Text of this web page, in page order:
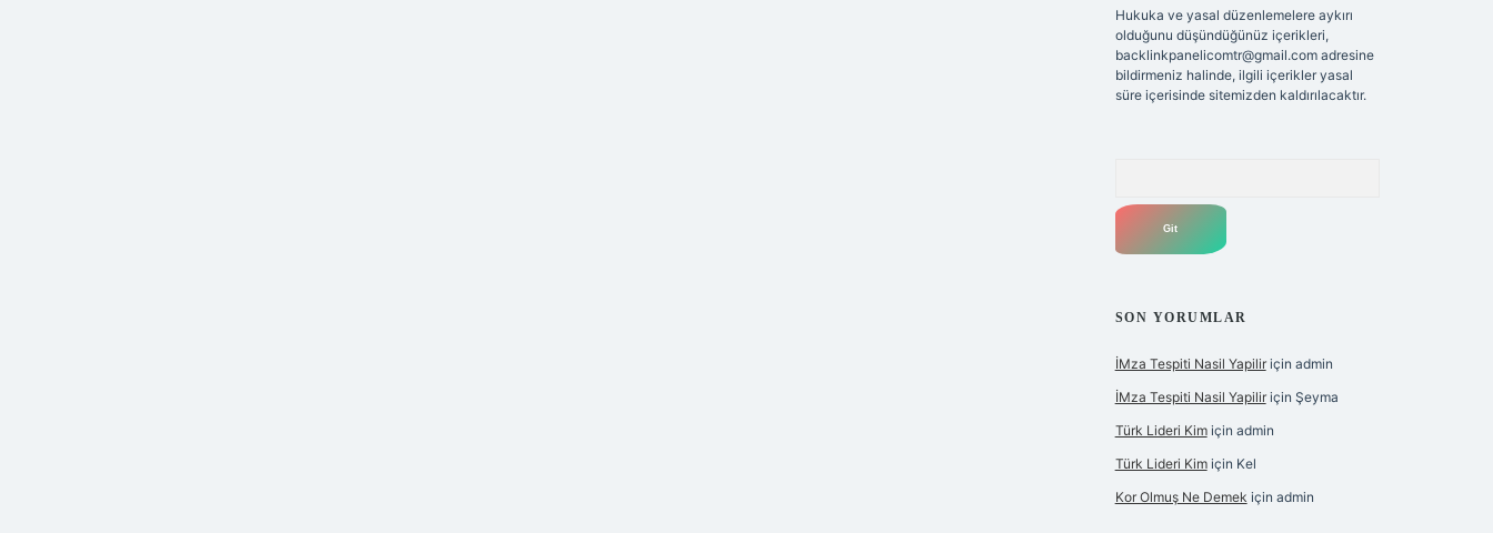
Hukuka ve yasal düzenlemelere aykırı
olduğunu düşündüğünüz içerikleri,
backlinkpanelicomtr@gmail.comadresine
bildirmeniz halinde, ilgili içerikler yasal
süre içerisinde sitemizden kaldırılacaktır.
SON YORUMLAR
İMza Tespiti Nasil Yapiliriçin admin
İMza Tespiti Nasil Yapiliriçin Şeyma
Türk Lideri Kimiçin admin
Türk Lideri Kimiçin Kel
Kor Olmuş Ne Demek için admin